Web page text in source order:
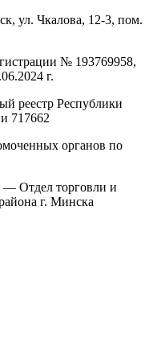
ул. Чкалова, 12-3, пом.
№ 193769958,
г.
реестр Республики
717662
органов по
— Отдел торговли и
г. Минска